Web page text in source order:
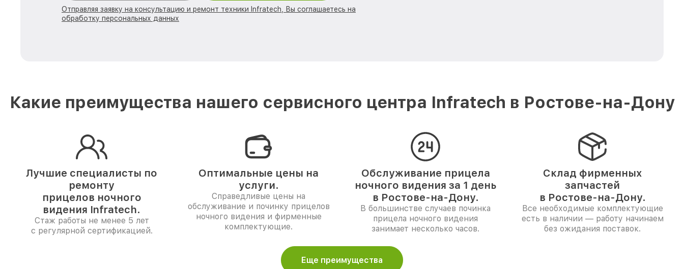
Отправляя заявку на консультацию и ремонт техники Infratech, Вы соглашаетесь на
обработку персональных данных
Какие преимущества нашего сервисного центра Infratech в Ростове-на-Дону
Лучшие специалисты по
ремонту
прицелов ночного
видения Infratech.
Стаж работы не менее 5 лет
с регулярной сертификацией.
Оптимальные цены на
услуги.
Справедливые цены на
обслуживание и починку прицелов
ночного видения и фирменные
комплектующие.
Обслуживание прицела
ночного видения за 1 день
в Ростове-на-Дону.
В большинстве случаев починка
прицела ночного видения
занимает несколько часов.
Склад фирменных
запчастей
в Ростове-на-Дону.
Все необходимые комплектующие
есть в наличии — работу начинаем
без ожидания поставок.
Еще преимущества